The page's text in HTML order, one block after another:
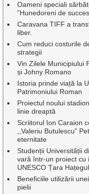
Oameni speciali
”Hunedoreni de
Caravana TIFF a
liber.
Cum reduci costurile
strategii
Vin Zilele Municipiului
și Johny Romano
Istoria prinde viață la
Patrimoniului Roman
Proiectul noului
linie dreaptă
Scriitorul Ion Caraion
,,Valeriu Butulescu”
eternitate
Studenții Universității
vară într-un proiect cu
UNESCO Țara
Beneficiile utilizării
pielii